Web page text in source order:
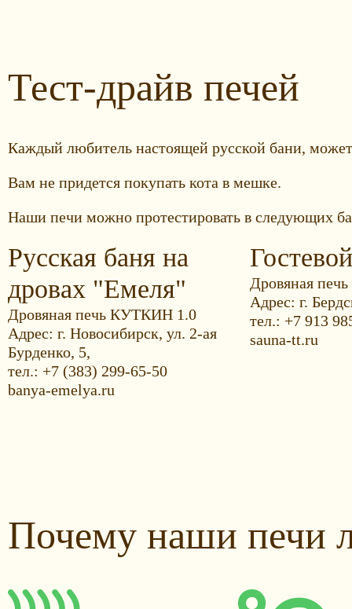
Тест-драйв печей
Каждый любитель настоящей русской бани,
Вам не придется покупать кота в мешке.
Наши печи можно протестировать в следующих
Русская баня на
дровах "Емеля"
Дровяная печь КУТКИН 1.0
Адрес: г. Новосибирск, ул. 2-ая
Бурденко, 5,
тел.: +7 (383) 299-65-50
banya-emelya.ru
Дровяная
Адрес: г.
тел.: +7 913
sauna-tt.ru
Почему наши печи